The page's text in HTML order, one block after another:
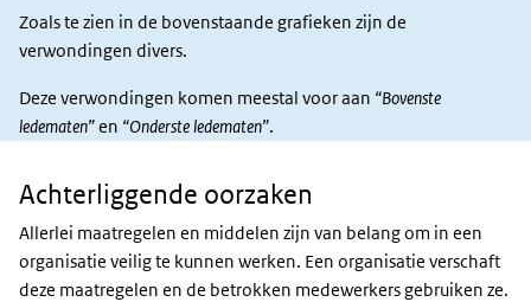
Zoals te zien in de bovenstaande grafieken zijn de
verwondingen divers.
Deze verwondingen komen meestal voor aan “Bovenste
ledematen”en “Onderste ledematen”.
Achterliggende
oorzaken
Achterliggende oorzaken
Allerlei maatregelen en middelen zijn van belang om in een
organisatie veilig te kunnen werken. Een organisatie verschaft
deze maatregelen en de betrokken medewerkers gebruiken ze.